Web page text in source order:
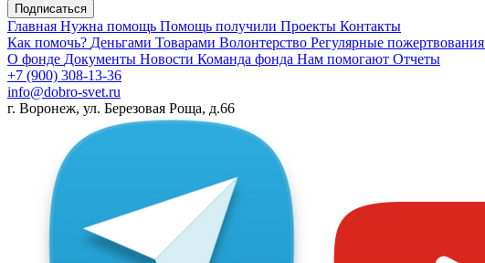
Подписаться
Главная Нужна помощь Помощь получили Проекты Контакты
Как помочь? Деньгами Товарами Волонтерство Регулярные пожертвования
О фонде Документы Новости Команда фонда Нам помогают Отчеты
+7 (900) 308-13-36
info@dobro-svet.ru
г. Воронеж, ул. Березовая Роща, д.66